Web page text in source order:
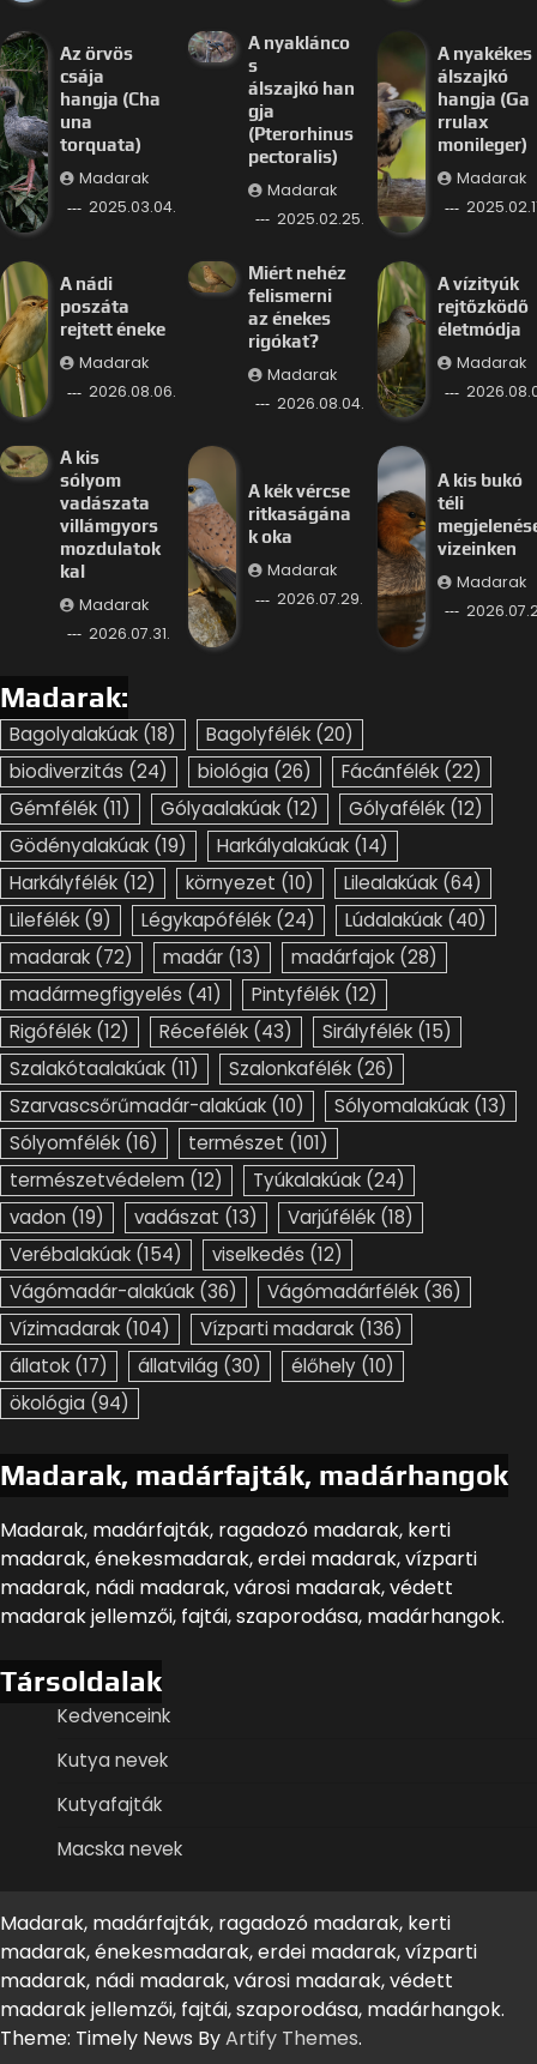
Az örvös
csája
hangja (Cha
una
torquata)
Madarak
2025.03.04.
A nyaklánco
s
álszajkó han
gja
(Pterorhinus
pectoralis)
Madarak
2025.02.25.
A nyakékes
álszajkó
hangja (Ga
rrulax
monileger)
Madarak
A nádi
poszáta
rejtett éneke
Madarak
2026.08.06.
Miért nehéz
felismerni
az énekes
rigókat?
Madarak
2026.08.04.
A vízityúk
rejtőzködő
életmódja
Madarak
A kis
sólyom
vadászata
villámgyors
mozdulatok
kal
Madarak
2026.07.31.
A kék vércse
ritkaságána
k oka
Madarak
2026.07.29.
A kis bukó
téli
vizeinken
Madarak
Madarak:
Bagolyalakúak (18) Bagolyfélék (20)
biodiverzitás (24) biológia (26) Fácánfélék (22)
Gémfélék (11) Gólyaalakúak (12) Gólyafélék (12)
Gödényalakúak (19) Harkályalakúak (14)
Harkályfélék (12) környezet (10) Lilealakúak (64)
Lilefélék (9) Légykapófélék (24) Lúdalakúak (40)
madarak (72) madár (13) madárfajok (28)
madármegfigyelés (41) Pintyfélék (12)
Rigófélék (12) Récefélék (43) Sirályfélék (15)
Szalakótaalakúak (11) Szalonkafélék (26)
Szarvascsőrűmadár-alakúak (10) Sólyomalakúak (13)
Sólyomfélék (16) természet (101)
természetvédelem (12) Tyúkalakúak (24)
vadon (19) vadászat (13) Varjúfélék (18)
Verébalakúak (154) viselkedés (12)
Vágómadár-alakúak (36) Vágómadárfélék (36)
Vízimadarak (104) Vízparti madarak (136)
állatok (17) állatvilág (30) élőhely (10)
ökológia (94)
Madarak, madárfajták, madárhangok
Madarak, madárfajták, ragadozó madarak, kerti
madarak, énekesmadarak, erdei madarak, vízparti
madarak, nádi madarak, városi madarak, védett
madarak jellemzői, fajtái, szaporodása, madárhangok.
Társoldalak
Kedvenceink
Kutya nevek
Kutyafajták
Macska nevek
Madarak, madárfajták, ragadozó madarak, kerti
madarak, énekesmadarak, erdei madarak, vízparti
madarak, nádi madarak, városi madarak, védett
madarak jellemzői, fajtái, szaporodása, madárhangok.
Theme: Timely News ByArtify Themes.